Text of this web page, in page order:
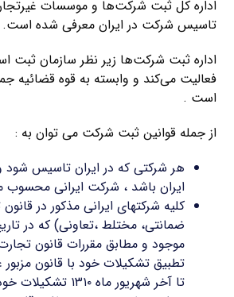
اداره کل ثبت شرکت‌ها و موسسات
تاسیس شرکت در ایران معرفی شده است.
اداره ثبت شرکت‌ها زیر نظر سازمان ثبت
فعالیت می‌کند و وابسته به قوه قضائیه
است .
از جمله قوانین ثبت شرکت می توان به :
هر شرکتی که در ایران تاسیس شود
ایران باشد ، شرکت ایرانی
کلیه شرکتهای ایرانی مذکور در
ضمانتی، مختلط ،تعاونی) که در
موجود و مطابق مقررات قانون
تطبیق تشکیلات خود با قانون مزبور
تا آخر شهریور ماه